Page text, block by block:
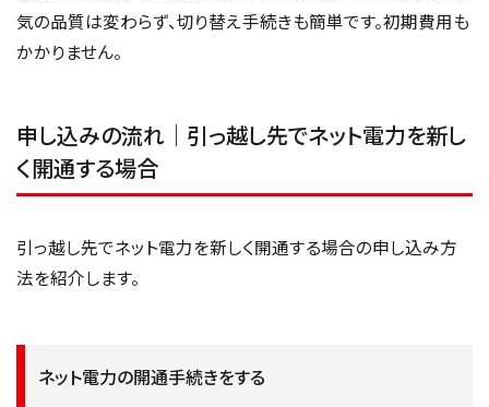
気の品質は変わらず、切り替え手続きも簡単です。初期費用も
かかりません。
申し込みの流れ｜引っ越し先でネット電力を新し
く開通する場合
引っ越し先でネット電力を新しく開通する場合の申し込み方
法を紹介します。
ネット電力の開通手続きをする